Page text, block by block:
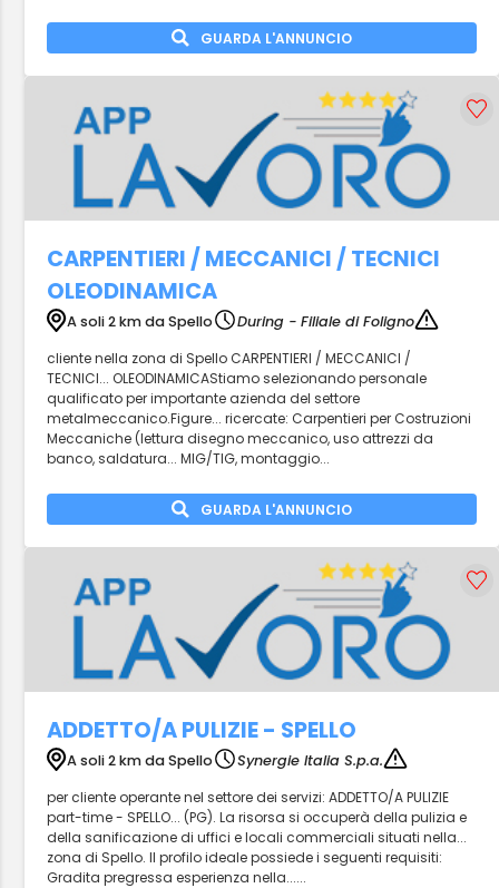
GUARDA L'ANNUNCIO
CARPENTIERI / MECCANICI / TECNICI
OLEODINAMICA
A soli 2 km da Spello
During - Filiale di Foligno
cliente nella zona di Spello CARPENTIERI / MECCANICI /
TECNICI... OLEODINAMICAStiamo selezionando personale
qualificato per importante azienda del settore
metalmeccanico.Figure... ricercate: Carpentieri per Costruzioni
Meccaniche (lettura disegno meccanico, uso attrezzi da
banco, saldatura... MIG/TIG, montaggio...
GUARDA L'ANNUNCIO
ADDETTO/A PULIZIE - SPELLO
A soli 2 km da Spello
Synergie Italia S.p.a.
per cliente operante nel settore dei servizi: ADDETTO/A PULIZIE
part-time - SPELLO... (PG). La risorsa si occuperà della pulizia e
della sanificazione di uffici e locali commerciali situati nella...
zona di Spello. Il profilo ideale possiede i seguenti requisiti:
Gradita pregressa esperienza nella......